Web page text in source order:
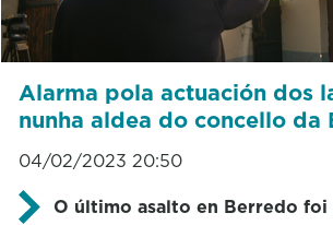
Alarma pola actuación dos
nunha aldea do concello da
04/02/2023 20:50
O último asalto en Berredo foi